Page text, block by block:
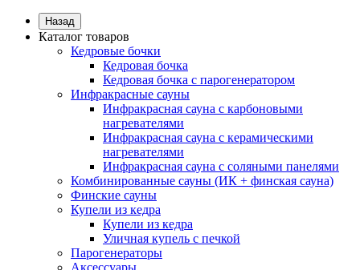
Назад
Каталог товаров
Кедровые бочки
Кедровая бочка
Кедровая бочка с парогенератором
Инфракрасные сауны
Инфракрасная сауна с карбоновыми
нагревателями
Инфракрасная сауна с керамическими
нагревателями
Инфракрасная сауна с соляными панелями
Комбинированные сауны (ИК + финская сауна)
Финские сауны
Купели из кедра
Купели из кедра
Уличная купель с печкой
Парогенераторы
Аксессуары